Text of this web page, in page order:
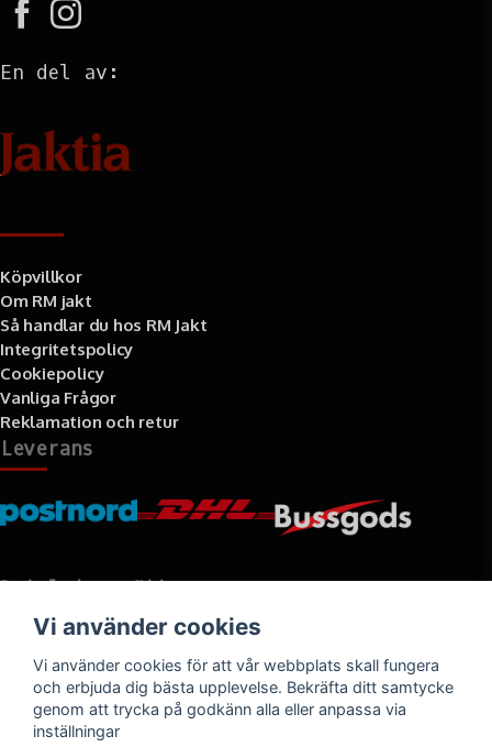
En del av:
Köpvillkor
Om RM jakt
Så handlar du hos RM Jakt
Integritetspolicy
Cookiepolicy
Vanliga Frågor
Reklamation och retur
Leverans
Betalningssätt
Vi använder cookies
Vi använder cookies för att vår webbplats skall fungera
och erbjuda dig bästa upplevelse. Bekräfta ditt samtycke
genom att trycka på godkänn alla eller anpassa via
inställningar